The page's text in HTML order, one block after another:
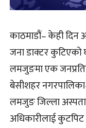
काठमाडौं– केही दिन
जना डाक्टर कुटिएको
लमजुङमा एक
बेसीशहर
लमजुङ जिल्ला
अधिकारीलाई